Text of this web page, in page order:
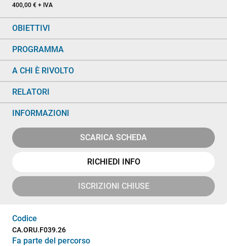
400,00 € + IVA
OBIETTIVI
PROGRAMMA
A CHI È RIVOLTO
RELATORI
INFORMAZIONI
SCARICA SCHEDA
RICHIEDI INFO
ISCRIZIONI CHIUSE
Codice
CA.ORU.F039.26
Fa parte del percorso